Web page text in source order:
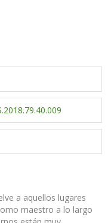
a aquellos lugares
maestro a lo largo